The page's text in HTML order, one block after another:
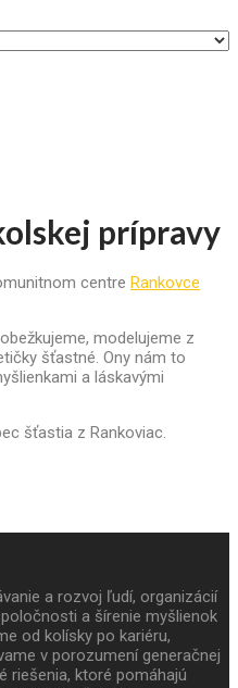
prípravy
centre Rankovce
modelujeme z
šťastné. Ony nám to
a láskavými
šťastia z Rankoviac.
a rozvoj ľudí, organizácií
a šírenie myšlienok
od kolísky po kariéru,
v porozumení generačnej
riešenia, ktoré pomáhajú